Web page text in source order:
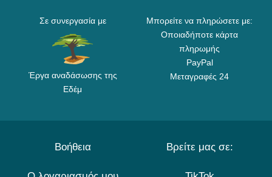
Σε συνεργασία με
Έργα αναδάσωσης της
Εδέμ
Μπορείτε να πληρώσετε με:
Οποιαδήποτε κάρτα
πληρωμής
PayPal
Μεταγραφές 24
Βοήθεια Βρείτε μας σε: